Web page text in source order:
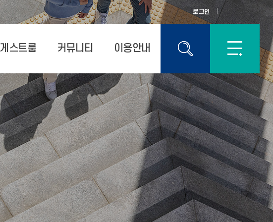
로그인
게스트룸 커뮤니티 이용안내